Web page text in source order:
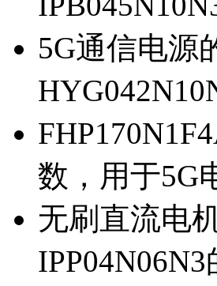
5G通信电源
数，用于5G
无刷直流电